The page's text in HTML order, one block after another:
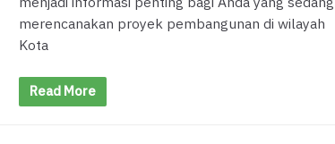
merencanakan proyek pembangunan di wilayah
Kota
Read More